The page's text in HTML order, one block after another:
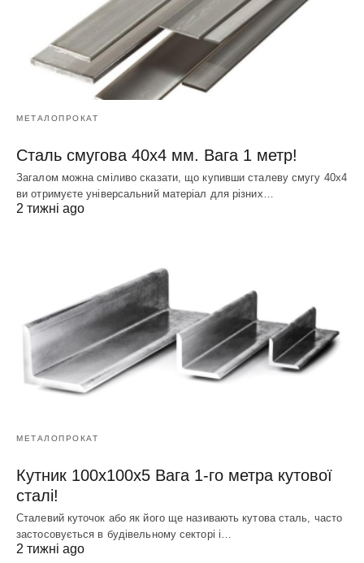
МЕТАЛОПРОКАТ
Сталь смугова 40х4 мм. Вага 1 метр!
Загалом можна сміливо сказати, що купивши сталеву смугу 40х4
ви отримуєте універсальний матеріал для різних…
2 тижні ago
МЕТАЛОПРОКАТ
Кутник 100х100х5 Вага 1-го метра кутової
сталі!
Сталевий куточок або як його ще називають кутова сталь, часто
застосовується в будівельному секторі і…
2 тижні ago